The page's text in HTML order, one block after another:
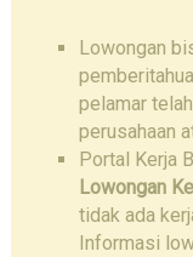
Lowongan
pelamar
perusahaan
Portal Kerja
Lowongan
tidak ada
Informasi